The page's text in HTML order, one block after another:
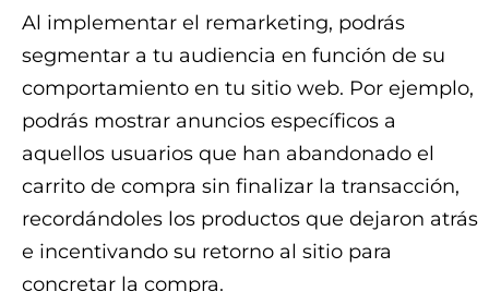
Al implementar el remarketing, podrás
segmentar a tu audiencia en función de su
comportamiento en tu sitio web. Por ejemplo,
podrás mostrar anuncios específicos a
aquellos usuarios que han abandonado el
carrito de compra sin finalizar la transacción,
recordándoles los productos que dejaron atrás
e incentivando su retorno al sitio para
concretar la compra.